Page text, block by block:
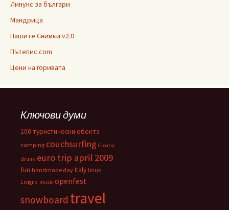
Линукс за българи
Мандрица
Нашите Снимки v2.0
Пътепис.com
Цени на горивата
Ключови думи
100 туристически обекта
camping couchsurfing Croatia
drunk euro trip april 2009
fun handmade day Italy linux
Livigno music openfest
snowboard travel